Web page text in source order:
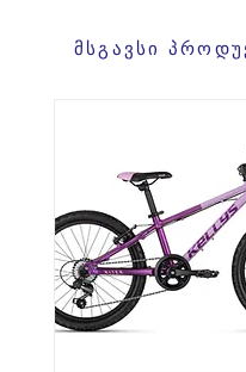
მსგავსი